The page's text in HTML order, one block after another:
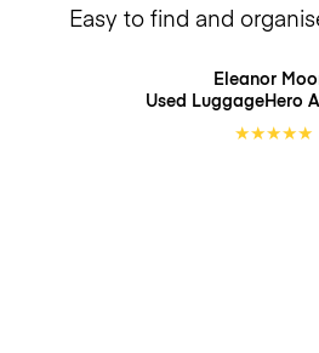
Easy to find and
Eleanor
Used LuggageHero
★★★★★